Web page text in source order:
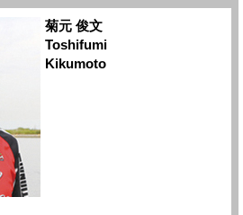
菊元 俊文
Toshifumi
Kikumoto